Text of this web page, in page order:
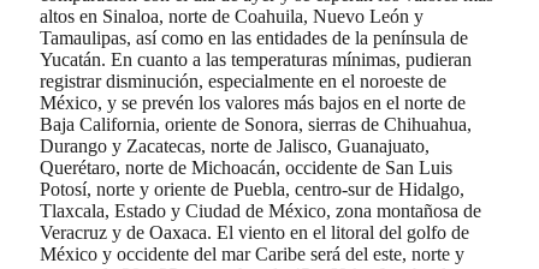
altos en Sinaloa, norte de Coahuila, Nuevo León y
Tamaulipas, así como en las entidades de la península de
Yucatán. En cuanto a las temperaturas mínimas, pudieran
registrar disminución, especialmente en el noroeste de
México, y se prevén los valores más bajos en el norte de
Baja California, oriente de Sonora, sierras de Chihuahua,
Durango y Zacatecas, norte de Jalisco, Guanajuato,
Querétaro, norte de Michoacán, occidente de San Luis
Potosí, norte y oriente de Puebla, centro-sur de Hidalgo,
Tlaxcala, Estado y Ciudad de México, zona montañosa de
Veracruz y de Oaxaca. El viento en el litoral del golfo de
México y occidente del mar Caribe será del este, norte y